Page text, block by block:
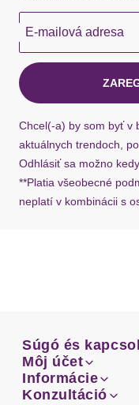
Hermes - 0,00
Okamžite
kuriérom Hermes
E-mailová adresa
Chcel(-a) by som byť v
aktuálnych trendoch,
Odhlásiť sa možno
**Platia všeobecné
neplatí v kombinácii s
Súgó és
Email
Facebook
Súgó és kapcsolat
Email
Môj účet
Prehľad objednávok
Môj účet
Informácie
Doprava
Informácie
Konzultáció